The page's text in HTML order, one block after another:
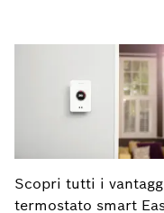
Scopri tutti i
termostato smart